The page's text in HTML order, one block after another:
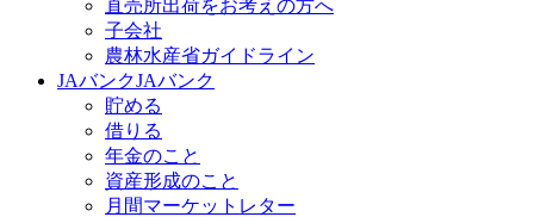
直売所出荷をお考えの方へ
子会社
農林水産省ガイドライン
JAバンクJAバンク
貯める
借りる
年金のこと
資産形成のこと
月間マーケットレター